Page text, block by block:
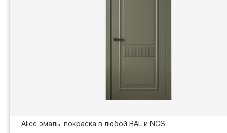
Alice эмаль, покраска в любой RAL и NCS